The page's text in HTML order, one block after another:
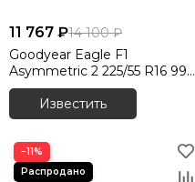
11 767 ₽14 100 ₽
Goodyear Eagle F1
Asymmetric 2 225/55 R16 99Y
XL
Известить
−11%